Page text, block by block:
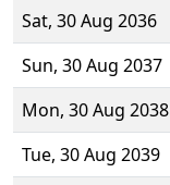
Sat, 30 Aug 2036
Sun, 30 Aug 2037
Mon, 30 Aug 2038
Tue, 30 Aug 2039